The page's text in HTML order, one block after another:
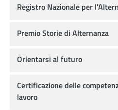
Registro Nazionale per
Premio Storie di Alternanza
Orientarsi al futuro
Certificazione delle
lavoro